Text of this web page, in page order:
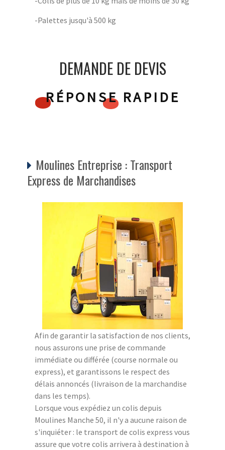
-Palettes jusqu'à 500 kg
DEMANDE DE DEVIS
RÉPONSE RAPIDE
Moulines Entreprise : Transport
Express de Marchandises
Afin de garantir la satisfaction de nos clients,
nous assurons une prise de commande
immédiate ou différée (course normale ou
express), et garantissons le respect des
délais annoncés (livraison de la marchandise
dans les temps).
Lorsque vous expédiez un colis depuis
Moulines Manche 50, il n'y a aucune raison de
s'inquiéter : le transport de colis express vous
assure que votre colis arrivera à destination à